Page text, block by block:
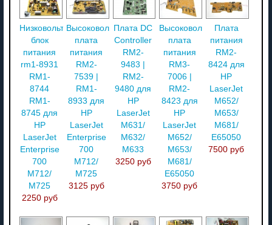
Низковольтный
блок
питания
rm1-8931
RM1-
8744
RM1-
8745 для
HP
LaserJet
Enterprise
700
M712/
M725
2250 руб
Высоковольтная
плата
питания
RM2-
7539 |
RM1-
8933 для
HP
LaserJet
Enterprise
700
M712/
M725
3125 руб
Плата DC
Controller
RM2-
9483 |
RM2-
9480 для
HP
LaserJet
M631/
M632/
M633
3250 руб
Высоковольтная
плата
питания
RM3-
7006 |
RM2-
8423 для
HP
LaserJet
M652/
M653/
M681/
E65050
3750 руб
Плата
питания
RM2-
8424 для
HP
LaserJet
M652/
M653/
M681/
E65050
7500 руб